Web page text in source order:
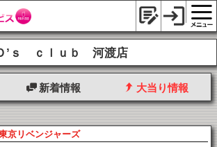
’ｓ ｃｌｕｂ 河渡店
新着情報 大当り情報
京リベンジャーズ